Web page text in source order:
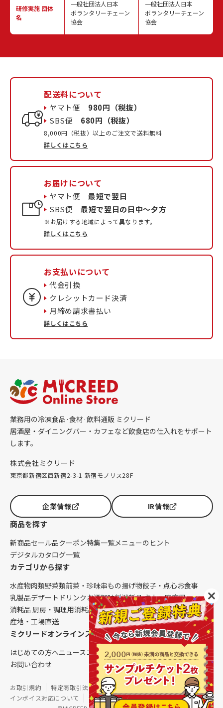
研修実施 団体
名
一般社団法人日本
ボランタリーチェーン
協会
一般社団法人日本
ボランタリーチェーン
協会
配送料について
ヤマト便 980円（税抜）
SBS便 680円（税抜）
8,000円（税抜）以上のご注文で送料無料
詳しくはこちら
お届けについて
ヤマト便最短で翌日
SBS便最短で翌日の日中〜夕方
※お届けする地域によって異なります。
詳しくはこちら
お支払いについて
代金引換
クレシットカード決済
月締め請求書払い
詳しくはこちら
業務用の冷凍食品·食材·飲料通販 ミクリード
居酒屋・ダイニングバー・カフェなど飲食店の仕入れをサポート
します。
株式会社ミクリード
東京都新宿区西新宿2-3-1 新宿モノリス28F
企業情報 IR情報
商品を探す
新商品セール品クーポン特集一覧メニューのヒント
デジタルカタログ一覧
カテゴリから探す
水産物肉類野菜類前菜・珍味串もの揚げ物餃子・点心お食事
乳製品デザート ドリンク お酒調味料消耗品 卓上・客席用
消耗品 厨房・調理用消耗品 クレンリネス生鮮品（配送便限定）
産地・工場直送
ミクリードオンラインストアについて
はじめての方へニュースコラムご利用ガイド会社概要
お問い合わせ
お取引規約 特定商取引法に基づく表記
個人情報保護方針
インボイス対応について
サイトマップ